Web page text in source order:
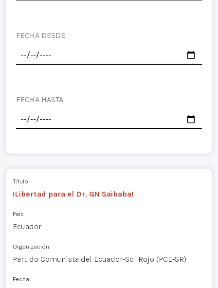
FECHA DESDE
FECHA HASTA
Título
¡Libertad para el Dr. GN Saibaba!
País
Ecuador
Organización
Partido Comunista del Ecuador-Sol Rojo (PCE-SR)
Fecha